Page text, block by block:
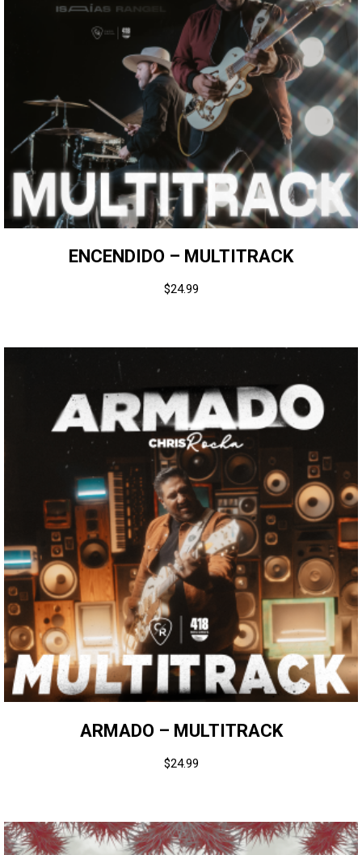
ENCENDIDO – MULTITRACK
$24.99
ARMADO – MULTITRACK
$24.99